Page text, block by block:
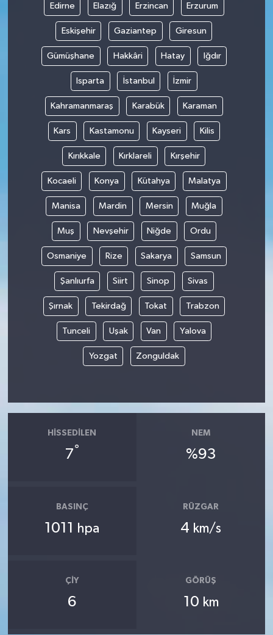
Edirne Elazığ Erzincan Erzurum
Eskişehir Gaziantep Giresun
Gümüşhane Hakkâri Hatay Iğdır
Isparta İstanbul İzmir
Kahramanmaraş Karabük Karaman
Kars Kastamonu Kayseri Kilis
Kırıkkale Kırklareli Kırşehir
Kocaeli Konya Kütahya Malatya
Manisa Mardin Mersin Muğla
Muş Nevşehir Niğde Ordu
Osmaniye Rize Sakarya Samsun
Şanlıurfa Siirt Sinop Sivas
Şırnak Tekirdağ Tokat Trabzon
Tunceli Uşak Van Yalova
Yozgat Zonguldak
HISSEDILEN
7°
NEM
%93
BASINÇ
1011 hpa
RÜZGAR
4 km/s
ÇIY
6
GÖRÜŞ
10 km